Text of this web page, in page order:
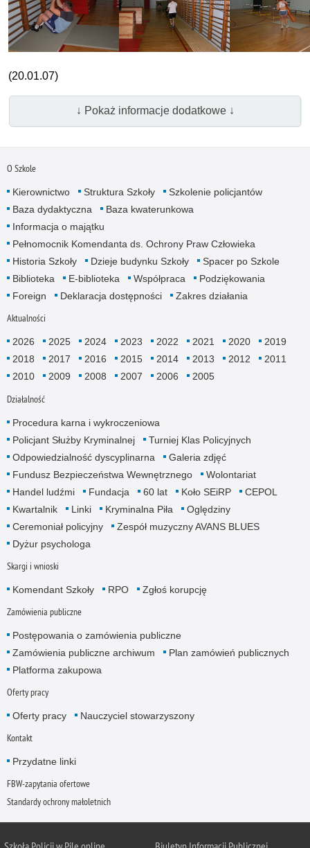
(20.01.07)
↓ Pokaż informacje dodatkowe ↓
O Szkole
Kierownictwo Struktura Szkoły
Szkolenie policjantów
Baza dydaktyczna
Baza kwaterunkowa
Informacja o majątku
Pełnomocnik Komendanta ds. Ochrony Praw Człowieka
Historia Szkoły
Dzieje budynku Szkoły
Spacer po Szkole
Biblioteka
E-biblioteka Współpraca
Podziękowania
Foreign
Deklaracja dostępności Zakres działania
Aktualności
2026 2025 2024 2023 2022 2021 2020
2019
2018
2017 2016 2015 2014 2013 2012
2011
2010
2009 2008 2007 2006 2005
Działalność
Procedura karna i wykroczeniowa
Policjant Służby Kryminalnej
Turniej Klas Policyjnych
Odpowiedzialność dyscyplinarna
Galeria zdjęć
Fundusz Bezpieczeństwa Wewnętrznego
Wolontariat
Handel ludźmi
Fundacja 60 lat Koło SEiRP
CEPOL
Kwartalnik
Linki Kryminalna Piła
Oględziny
Ceremoniał policyjny
Zespół muzyczny AVANS BLUES
Dyżur psychologa
Skargi i wnioski
Komendant Szkoły RPO Zgłoś korupcję
Zamówienia publiczne
Postępowania o zamówienia publiczne
Zamówienia publiczne archiwum
Plan zamówień publicznych
Platforma zakupowa
Oferty pracy
Oferty pracy Nauczyciel stowarzyszony
Kontakt
Przydatne linki
FBW-zapytania ofertowe
Standardy ochrony małoletnich